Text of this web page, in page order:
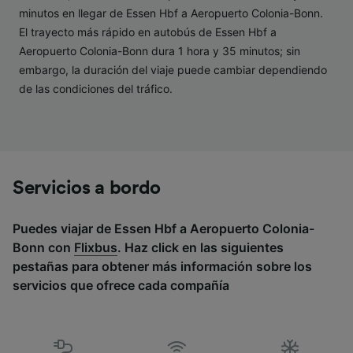
minutos en llegar de Essen Hbf a Aeropuerto Colonia-Bonn.
El trayecto más rápido en autobús de Essen Hbf a
Aeropuerto Colonia-Bonn dura 1 hora y 35 minutos; sin
embargo, la duración del viaje puede cambiar dependiendo
de las condiciones del tráfico.
Servicios a bordo
Puedes viajar de Essen Hbf a Aeropuerto Colonia-
Bonn con Flixbus. Haz click en las siguientes
pestañas para obtener más información sobre los
servicios que ofrece cada compañía
Lista de asociados (proveedores)